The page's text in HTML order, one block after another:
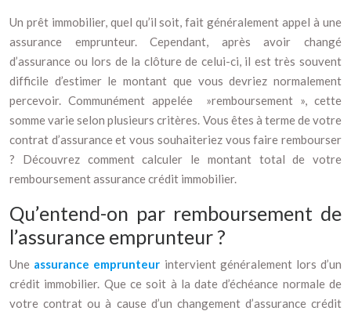
Un prêt immobilier, quel qu’il soit, fait généralement appel à une
assurance emprunteur. Cependant, après avoir changé
d’assurance ou lors de la clôture de celui-ci, il est très souvent
difficile d’estimer le montant que vous devriez normalement
percevoir. Communément appelée »remboursement », cette
somme varie selon plusieurs critères. Vous êtes à terme de votre
contrat d’assurance et vous souhaiteriez vous faire rembourser
? Découvrez comment calculer le montant total de votre
remboursement assurance crédit immobilier.
Qu’entend-on par remboursement de
l’assurance emprunteur ?
Une assurance emprunteur intervient généralement lors d’un
crédit immobilier. Que ce soit à la date d’échéance normale de
votre contrat ou à cause d’un changement d’assurance crédit